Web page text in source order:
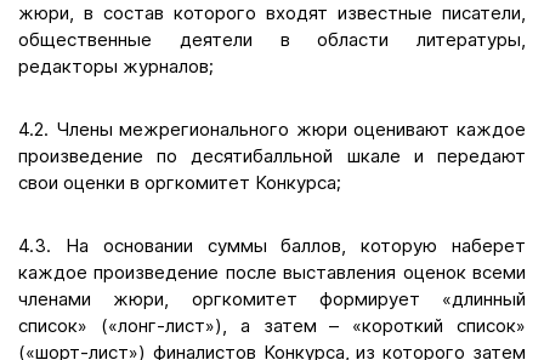
жюри, в состав которого входят известные писатели,
общественные деятели в области литературы,
редакторы журналов;
4.2. Члены межрегионального жюри оценивают каждое
произведение по десятибалльной шкале и передают
свои оценки в оргкомитет Конкурса;
4.3. На основании суммы баллов, которую наберет
каждое произведение после выставления оценок всеми
членами жюри, оргкомитет формирует «длинный
список» («лонг-лист»), а затем – «короткий список»
(«шорт-лист») финалистов Конкурса, из которого затем